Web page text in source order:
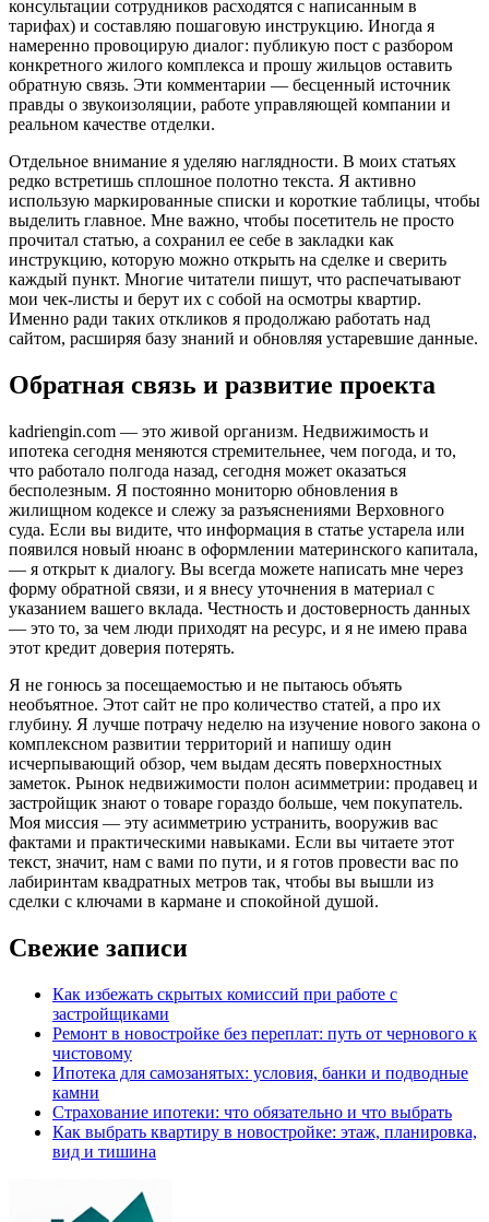
консультации сотрудников расходятся с написанным в
тарифах) и составляю пошаговую инструкцию. Иногда я
намеренно провоцирую диалог: публикую пост с разбором
конкретного жилого комплекса и прошу жильцов оставить
обратную связь. Эти комментарии — бесценный источник
правды о звукоизоляции, работе управляющей компании и
реальном качестве отделки.
Отдельное внимание я уделяю наглядности. В моих статьях
редко встретишь сплошное полотно текста. Я активно
использую маркированные списки и короткие таблицы, чтобы
выделить главное. Мне важно, чтобы посетитель не просто
прочитал статью, а сохранил ее себе в закладки как
инструкцию, которую можно открыть на сделке и сверить
каждый пункт. Многие читатели пишут, что распечатывают
мои чек-листы и берут их с собой на осмотры квартир.
Именно ради таких откликов я продолжаю работать над
сайтом, расширяя базу знаний и обновляя устаревшие данные.
Обратная связь и развитие проекта
kadriengin.com — это живой организм. Недвижимость и
ипотека сегодня меняются стремительнее, чем погода, и то,
что работало полгода назад, сегодня может оказаться
бесполезным. Я постоянно мониторю обновления в
жилищном кодексе и слежу за разъяснениями Верховного
суда. Если вы видите, что информация в статье устарела или
появился новый нюанс в оформлении материнского капитала,
— я открыт к диалогу. Вы всегда можете написать мне через
форму обратной связи, и я внесу уточнения в материал с
указанием вашего вклада. Честность и достоверность данных
— это то, за чем люди приходят на ресурс, и я не имею права
этот кредит доверия потерять.
Я не гонюсь за посещаемостью и не пытаюсь объять
необъятное. Этот сайт не про количество статей, а про их
глубину. Я лучше потрачу неделю на изучение нового закона о
комплексном развитии территорий и напишу один
исчерпывающий обзор, чем выдам десять поверхностных
заметок. Рынок недвижимости полон асимметрии: продавец и
застройщик знают о товаре гораздо больше, чем покупатель.
Моя миссия — эту асимметрию устранить, вооружив вас
фактами и практическими навыками. Если вы читаете этот
текст, значит, нам с вами по пути, и я готов провести вас по
лабиринтам квадратных метров так, чтобы вы вышли из
сделки с ключами в кармане и спокойной душой.
Свежие записи
Как избежать скрытых комиссий при работе с
застройщиками
Ремонт в новостройке без переплат: путь от чернового к
чистовому
Ипотека для самозанятых: условия, банки и подводные
камни
Страхование ипотеки: что обязательно и что выбрать
Как выбрать квартиру в новостройке: этаж, планировка,
вид и тишина